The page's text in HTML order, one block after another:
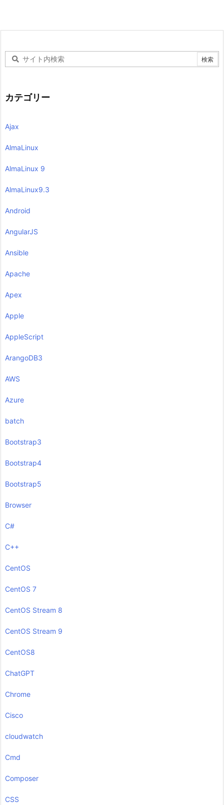
カテゴリー
Ajax
AlmaLinux
AlmaLinux 9
AlmaLinux9.3
Android
AngularJS
Ansible
Apache
Apex
Apple
AppleScript
ArangoDB3
AWS
Azure
batch
Bootstrap3
Bootstrap4
Bootstrap5
Browser
C#
C++
CentOS
CentOS 7
CentOS Stream 8
CentOS Stream 9
CentOS8
ChatGPT
Chrome
Cisco
cloudwatch
Cmd
Composer
CSS